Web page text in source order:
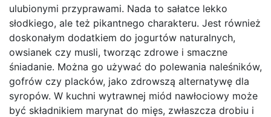
ulubionymi przyprawami. Nada to sałatce lekko
słodkiego, ale też pikantnego charakteru. Jest również
doskonałym dodatkiem do jogurtów naturalnych,
owsianek czy musli, tworząc zdrowe i smaczne
śniadanie. Można go używać do polewania naleśników,
gofrów czy placków, jako zdrowszą alternatywę dla
syropów. W kuchni wytrawnej miód nawłociowy może
być składnikiem marynat do mięs, zwłaszcza drobiu i